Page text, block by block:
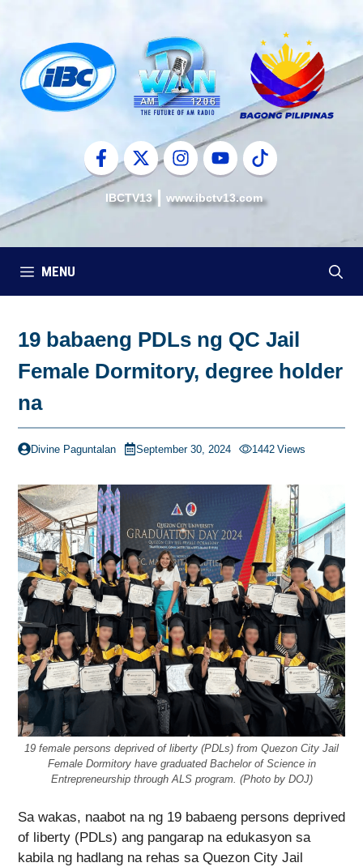
content
IBCTV13 www.ibctv13.com
MENU
19 babaeng PDLs ng QC Jail
Female Dormitory, degree holder
na
Divine Paguntalan September 30, 2024 1442 Views
19 female persons deprived of liberty (PDLs) from Quezon City Jail
Female Dormitory have graduated Bachelor of Science in
Entrepreneurship through ALS program. (Photo by DOJ)
Sa wakas, naabot na ng 19 babaeng persons deprived
of liberty (PDLs) ang pangarap na edukasyon sa
kabila ng hadlang na rehas sa Quezon City Jail